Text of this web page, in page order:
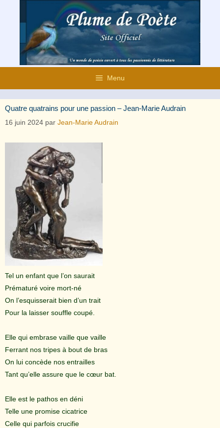
contenu
Menu
Quatre quatrains pour une passion – Jean-Marie Audrain
16 juin 2024 par Jean-Marie Audrain
Tel un enfant que l’on saurait
Prématuré voire mort-né
On l’esquisserait bien d’un trait
Pour la laisser souffle coupé.
Elle qui embrase vaille que vaille
Ferrant nos tripes à bout de bras
On lui concède nos entrailles
Tant qu’elle assure que le cœur bat.
Elle est le pathos en déni
Telle une promise cicatrice
Celle qui parfois crucifie